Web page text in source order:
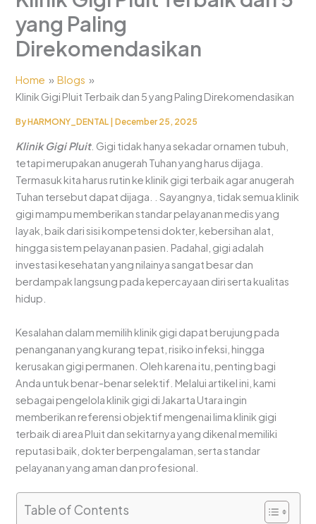
yang Paling
Direkomendasikan
Home
Blogs
Klinik Gigi Pluit Terbaik dan 5 yang Paling Direkomendasikan
ByHARMONY_DENTAL |December 25, 2025
Klinik Gigi Pluit. Gigi tidak hanya sekadar ornamen tubuh,
tetapi merupakan anugerah Tuhan yang harus dijaga.
Termasuk kita harus rutin ke klinik gigi terbaik agar anugerah
Tuhan tersebut dapat dijaga. . Sayangnya, tidak semua klinik
gigi mampu memberikan standar pelayanan medis yang
layak, baik dari sisi kompetensi dokter, kebersihan alat,
hingga sistem pelayanan pasien. Padahal, gigi adalah
investasi kesehatan yang nilainya sangat besar dan
berdampak langsung pada kepercayaan diri serta kualitas
hidup.
Kesalahan dalam memilih klinik gigi dapat berujung pada
penanganan yang kurang tepat, risiko infeksi, hingga
kerusakan gigi permanen. Oleh karena itu, penting bagi
Anda untuk benar-benar selektif. Melalui artikel ini, kami
sebagai pengelola klinik gigi di Jakarta Utara ingin
memberikan referensi objektif mengenai lima klinik gigi
terbaik di area Pluit dan sekitarnya yang dikenal memiliki
reputasi baik, dokter berpengalaman, serta standar
pelayanan yang aman dan profesional.
Table of Contents